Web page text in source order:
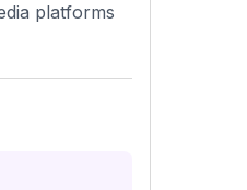
platforms